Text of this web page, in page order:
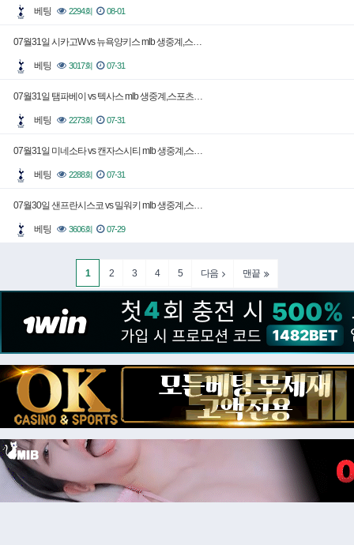
베팅 2294회 08-01
07월31일 시카고W vs 뉴욕양키스 mlb 생중계,스…
베팅 3017회 07-31
07월31일 탬파베이 vs 텍사스 mlb 생중계,스포츠…
베팅 2273회 07-31
07월31일 미네소타 vs 캔자스시티 mlb 생중계,스…
베팅 2288회 07-31
07월30일 샌프란시스코 vs 밀워키 mlb 생중계,스…
베팅 3606회 07-29
1 2 3 4 5 다음 맨끝